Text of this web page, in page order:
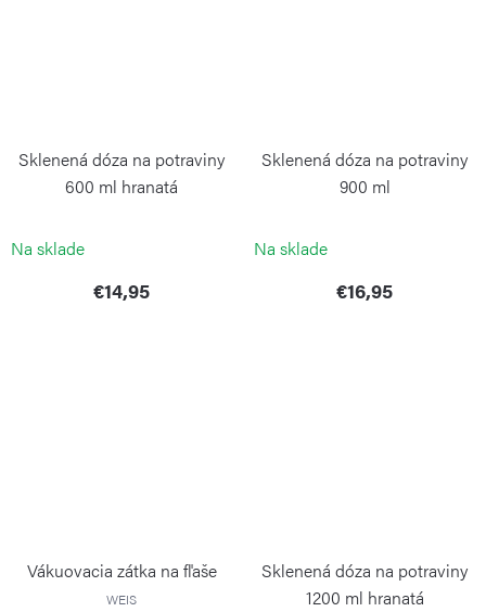
Sklenená dóza na potraviny
600 ml hranatá
Na sklade
€14,95
Sklenená dóza na potraviny
900 ml
Na sklade
€16,95
Vákuovacia zátka na fľaše
WEIS
Sklenená dóza na potraviny
1200 ml hranatá